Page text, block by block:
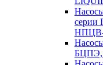
серии
БЦПЭ,